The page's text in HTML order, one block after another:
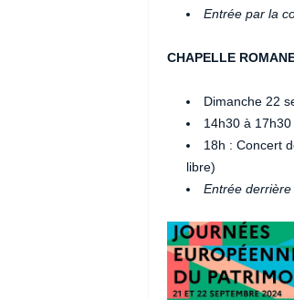
Entrée par la
CHAPELLE
Dimanche 22
14h30 à
18h : Concert
libre)
Entrée